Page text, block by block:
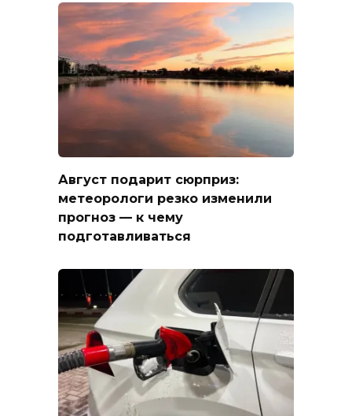
Август подарит сюрприз:
метеорологи резко изменили
прогноз — к чему
подготавливаться